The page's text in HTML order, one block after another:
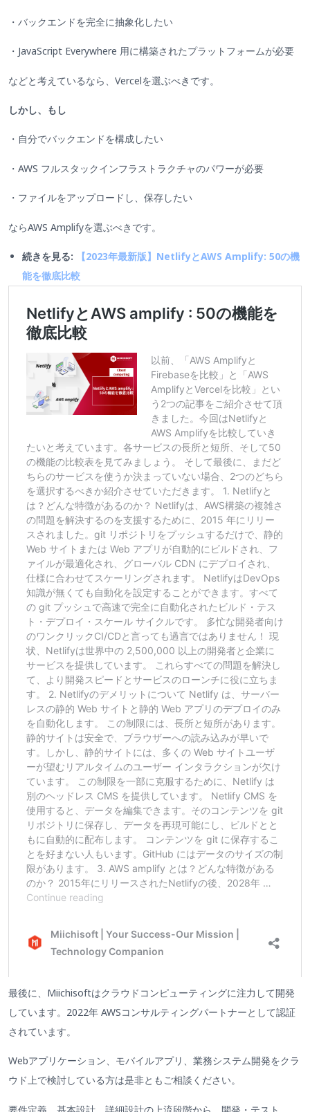
・バックエンドを完全に抽象化したい
・JavaScript Everywhere 用に構築されたプラットフォームが必要
などと考えているなら、Vercelを選ぶべきです。
しかし、もし
・自分でバックエンドを構成したい
・AWS フルスタックインフラストラクチャのパワーが必要
・ファイルをアップロードし、保存したい
ならAWS Amplifyを選ぶべきです。
続きを見る:
【2023年最新版】NetlifyとAWS Amplify: 50の機
能を徹底比較
最後に、Miichisoftはクラウドコンピューティングに注力して開発
しています。2022年 AWSコンサルティングパートナーとして認証
されています。
Webアプリケーション、モバイルアプリ、業務システム開発をクラ
ウド上で検討している方は是非ともご相談ください。